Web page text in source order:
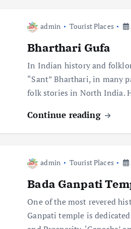
admin Tourist Places
Bharthari Gufa
In Indian history and
“Sant” Bharthari, in many
folk stories in North India.
Continue reading
admin Tourist Places
Bada Ganpati
One of the most revered
Ganpati temple is